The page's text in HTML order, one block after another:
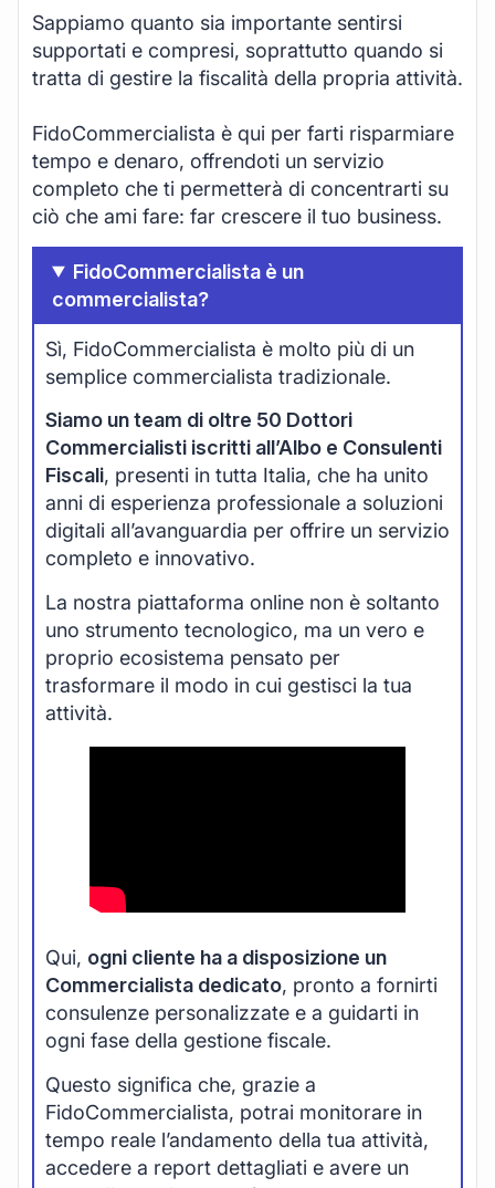
Sappiamo quanto sia importante sentirsi
supportati e compresi, soprattutto quando si
tratta di gestire la fiscalità della propria attività.
FidoCommercialista è qui per farti risparmiare
tempo e denaro, offrendoti un servizio
completo che ti permetterà di concentrarti su
ciò che ami fare: far crescere il tuo business.
FidoCommercialista è un
commercialista?
Sì, FidoCommercialista è molto più di un
semplice commercialista tradizionale.
Siamo un team di oltre 50 Dottori
Commercialisti iscritti all’Albo e Consulenti
Fiscali, presenti in tutta Italia, che ha unito
anni di esperienza professionale a soluzioni
digitali all’avanguardia per offrire un servizio
completo e innovativo.
La nostra piattaforma online non è soltanto
uno strumento tecnologico, ma un vero e
proprio ecosistema pensato per
trasformare il modo in cui gestisci la tua
attività.
Qui, ogni cliente ha a disposizione un
Commercialista dedicato, pronto a fornirti
consulenze personalizzate e a guidarti in
ogni fase della gestione fiscale.
Questo significa che, grazie a
FidoCommercialista, potrai monitorare in
tempo reale l’andamento della tua attività,
accedere a report dettagliati e avere un